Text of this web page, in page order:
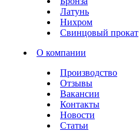
Латунь
Нихром
Свинцовый прокат
О компании
Производство
Отзывы
Вакансии
Контакты
Новости
Статьи